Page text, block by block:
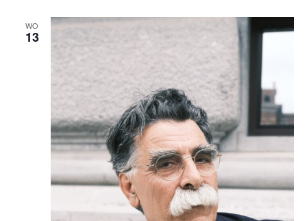
WO
13